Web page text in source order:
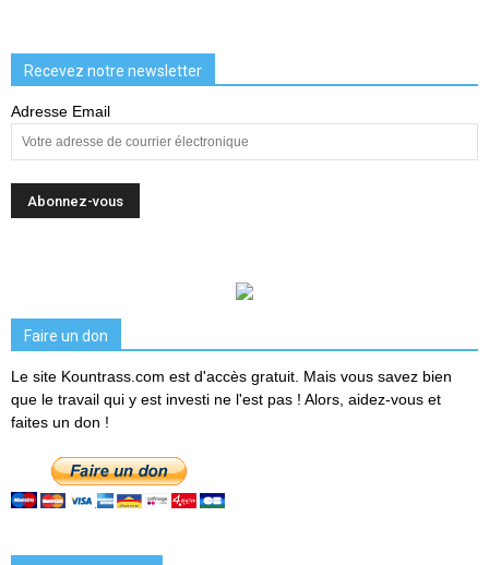
Recevez notre newsletter
Adresse Email
Faire un don
Le site Kountrass.com est d'accès gratuit. Mais vous savez bien
que le travail qui y est investi ne l'est pas ! Alors, aidez-vous et
faites un don !